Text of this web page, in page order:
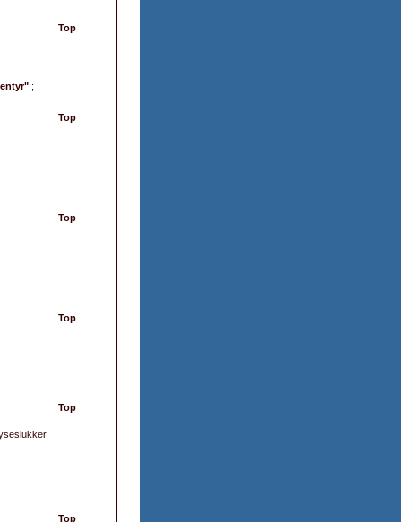
Top
;
Top
Top
Top
Top
Top